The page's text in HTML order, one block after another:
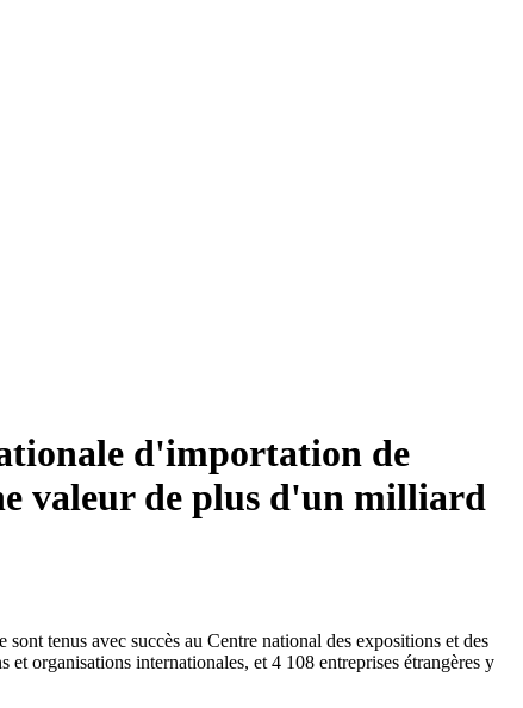
d'importation de
valeur de plus d'un milliard
tenus avec succès au Centre national des expositions et des
organisations internationales, et 4 108 entreprises étrangères y